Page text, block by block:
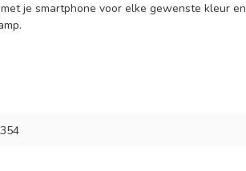
je smartphone voor elke gewenste kleur en